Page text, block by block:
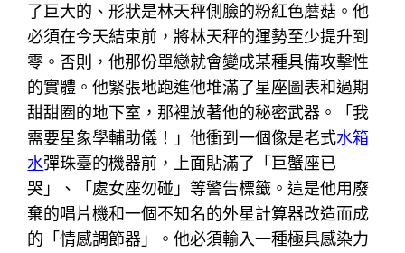
了巨大的、形狀是林天秤側臉的粉紅色蘑菇。他
必須在今天結束前，將林天秤的運勢至少提升到
零。否則，他那份單戀就會變成某種具備攻擊性
的實體。他緊張地跑進他堆滿了星座圖表和過期
甜甜圈的地下室，那裡放著他的秘密武器。「我
需要星象學輔助儀！」他衝到一個像是老式水箱
水彈珠臺的機器前，上面貼滿了「巨蟹座已
哭」、「處女座勿碰」等警告標籤。這是他用廢
棄的唱片機和一個不知名的外星計算器改造而成
的「情感調節器」。他必須輸入一種極具感染力